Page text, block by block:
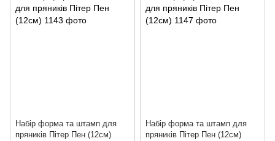
Набір форма та штамп для
пряників Пітер Пен (12см)
Набір форма та штамп для
пряників Пітер Пен (12см)